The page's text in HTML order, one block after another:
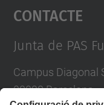
powered
Contacte
Junta de PAS
Campus Diagonal
08028 Barcelona